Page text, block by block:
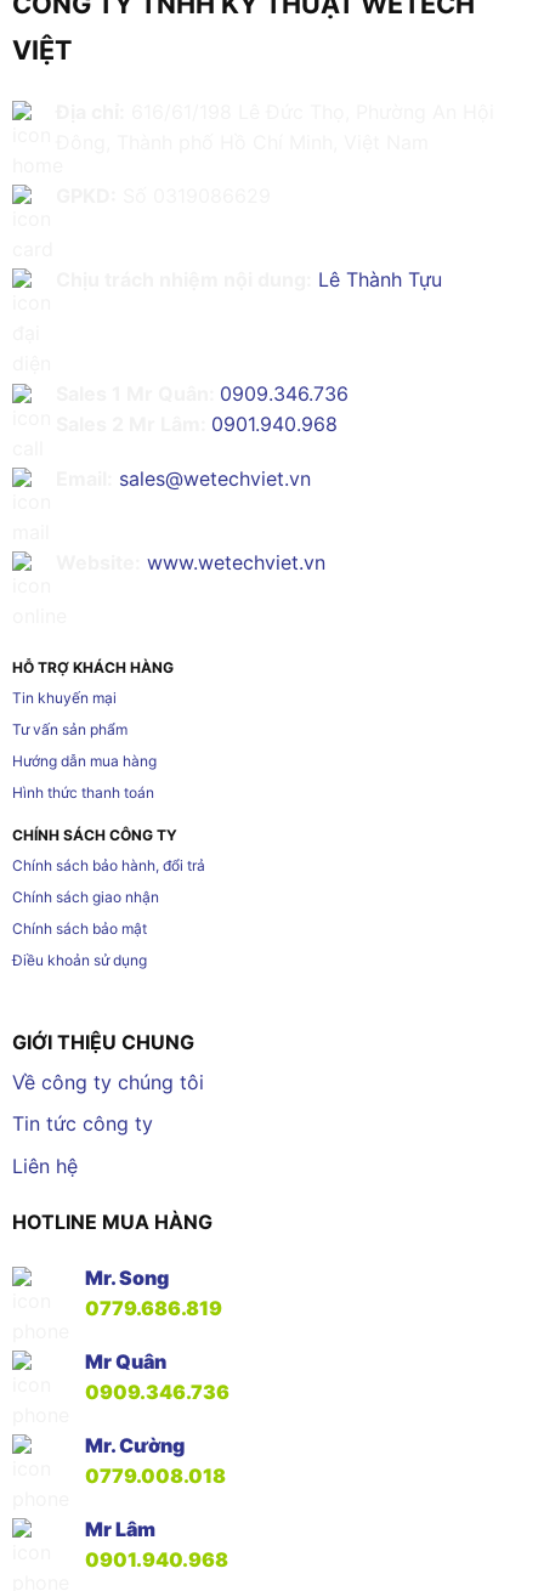
VIỆT
Lê Thành Tựu
0909.346.736
0901.940.968
sales@wetechviet.vn
www.wetechviet.vn
HỖ TRỢ KHÁCH HÀNG
Tin khuyến mại
Tư vấn sản phẩm
Hướng dẫn mua hàng
Hình thức thanh toán
CHÍNH SÁCH CÔNG TY
Chính sách bảo hành, đổi trả
Chính sách giao nhận
Chính sách bảo mật
Điều khoản sử dụng
GIỚI THIỆU CHUNG
Về công ty chúng tôi
Tin tức công ty
Liên hệ
HOTLINE MUA HÀNG
Mr. Song
0779.686.819
Mr Quân
0909.346.736
Mr. Cường
0779.008.018
Mr Lâm
0901.940.968